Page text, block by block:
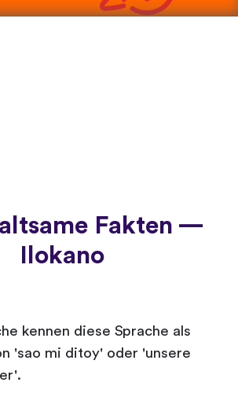
Fakten —
Ilokano
kennen diese Sprache als
'sao mi ditoy' oder 'unsere